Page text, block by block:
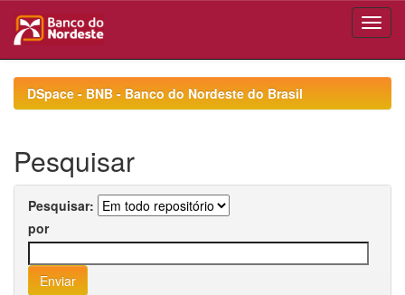
navigationDSpace - BNB - Banco do Nordeste do Brasil
Pesquisar
Pesquisar:
por